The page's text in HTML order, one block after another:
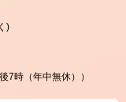
)
7時（年中無休））